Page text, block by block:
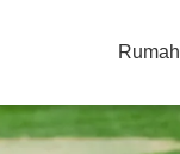
Rumah